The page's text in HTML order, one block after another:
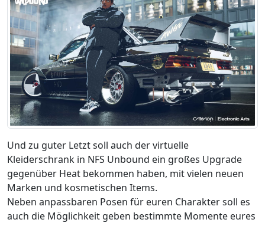
Und zu guter Letzt soll auch der virtuelle
Kleiderschrank in NFS Unbound ein großes Upgrade
gegenüber Heat bekommen haben, mit vielen neuen
Marken und kosmetischen Items.
Neben anpassbaren Posen für euren Charakter soll es
auch die Möglichkeit geben bestimmte Momente eures